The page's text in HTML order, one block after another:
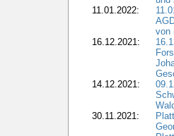
11.01.2022:
von
16.12.2021:
14.12.2021:
30.11.2021: